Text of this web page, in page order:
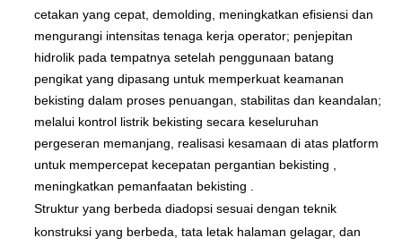
cetakan yang cepat, demolding, meningkatkan efisiensi dan
mengurangi intensitas tenaga kerja operator; penjepitan
hidrolik pada tempatnya setelah penggunaan batang
pengikat yang dipasang untuk memperkuat keamanan
bekisting dalam proses penuangan, stabilitas dan keandalan;
melalui kontrol listrik bekisting secara keseluruhan
pergeseran memanjang, realisasi kesamaan di atas platform
untuk mempercepat kecepatan pergantian bekisting ,
meningkatkan pemanfaatan bekisting .
Struktur yang berbeda diadopsi sesuai dengan teknik
konstruksi yang berbeda, tata letak halaman gelagar, dan